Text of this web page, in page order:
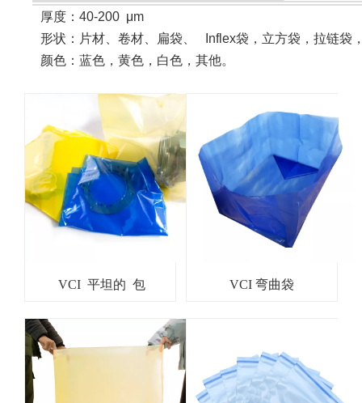
厚度：40-200 μm
形状 ： 片材、卷材、扁袋、 Inflex袋，立方袋，拉链袋
颜色：蓝色，黄色，白色，其他。
VCI 平坦的 包 VCI 弯曲袋